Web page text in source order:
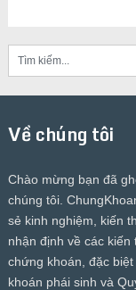
Về chúng tôi
Chào mừng bạn đã
chúng tôi.
sẻ kinh nghiệm, kiến
nhận định về các kiến
chứng khoán, đặc
khoán phái sinh và